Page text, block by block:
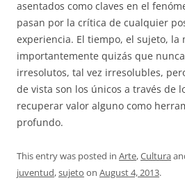
asentados como claves en el
pasan por la crítica de cualquier
experiencia. El tiempo, el sujeto, la
importantemente quizás que
irresolutos, tal vez irresolubles,
de vista son los únicos a través de
recuperar valor alguno como
profundo.
This entry was posted in Arte,Cultura
juventud,sujeto on August 4, 2013.